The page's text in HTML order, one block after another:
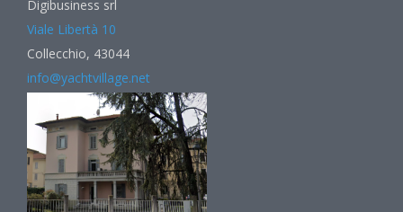
Digibusiness srl
Viale Libertà 10
Collecchio, 43044
info@yachtvillage.net